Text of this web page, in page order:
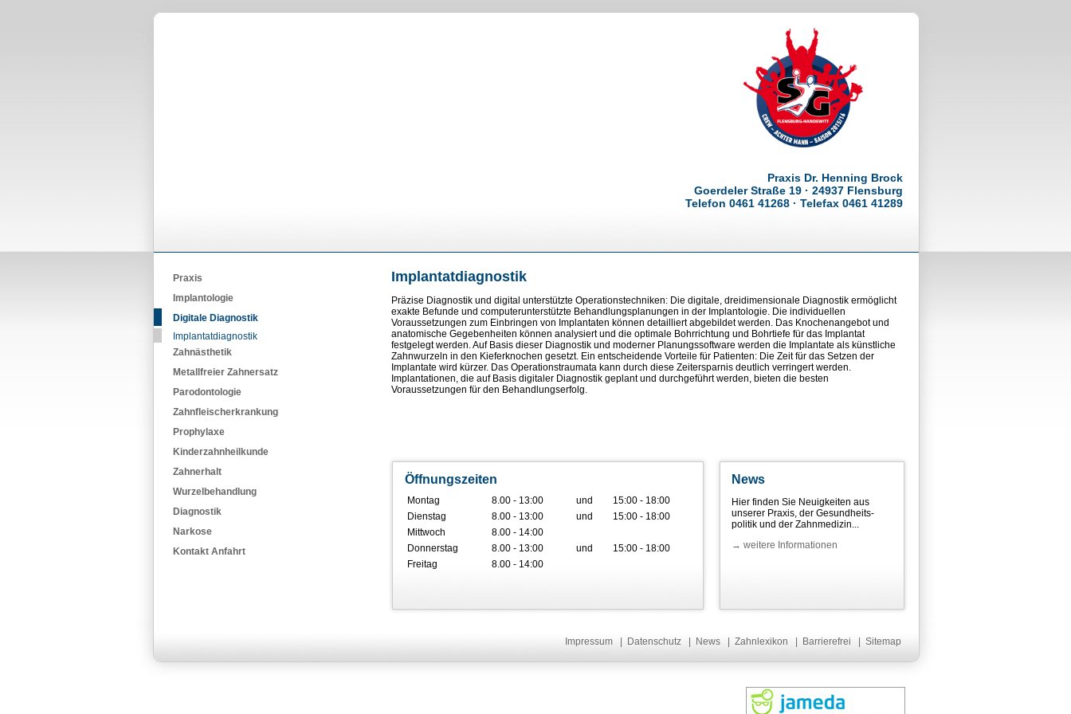
Praxis Dr. Henning Brock
Goerdeler Straße 19 · 24937 Flensburg
Telefon 0461 41268 · Telefax 0461 41289
Praxis
Implantologie
Digitale Diagnostik
Implantatdiagnostik
Zahnästhetik
Metallfreier Zahnersatz
Parodontologie
Zahnfleischerkrankung
Prophylaxe
Kinderzahnheilkunde
Zahnerhalt
Wurzelbehandlung
Diagnostik
Narkose
Kontakt Anfahrt
Implantatdiagnostik
Präzise Diagnostik und digital unterstützte Operationstechniken: Die digitale, dreidimensionale Diagnostik ermöglicht
exakte Befunde und computerunterstützte Behandlungsplanungen in der Implantologie. Die individuellen
Voraussetzungen zum Einbringen von Implantaten können detailliert abgebildet werden. Das Knochenangebot und
anatomische Gegebenheiten können analysiert und die optimale Bohrrichtung und Bohrtiefe für das Implantat
festgelegt werden. Auf Basis dieser Diagnostik und moderner Planungssoftware werden die Implantate als künstliche
Zahnwurzeln in den Kieferknochen gesetzt. Ein entscheidende Vorteile für Patienten: Die Zeit für das Setzen der
Implantate wird kürzer. Das Operationstraumata kann durch diese Zeitersparnis deutlich verringert werden.
Implantationen, die auf Basis digitaler Diagnostik geplant und durchgeführt werden, bieten die besten
Voraussetzungen für den Behandlungserfolg.
Öffnungszeiten
Montag 8.00 - 13:00 und
15:00 - 18:00
Dienstag
8.00 - 13:00 und
15:00 - 18:00
Mittwoch
8.00 - 14:00
Donnerstag
8.00 - 13:00 und
15:00 - 18:00
Freitag
8.00 - 14:00
News
Hier finden Sie Neuigkeiten aus
unserer Praxis, der Gesundheits-
politik und der Zahnmedizin...
→ weitere Informationen
Impressum Datenschutz News Zahnlexikon Barrierefrei Sitemap